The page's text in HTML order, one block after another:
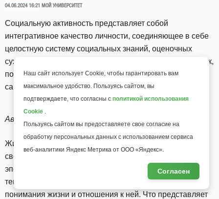
ОПУБЛИКОВАНО
04.06.2024 16:21 МОЙ УНИВЕРСИТЕТ
Социальную активность представляет собой
интегративное качество личности, соединяющее в себе
целостную систему социальных знаний, оценочных
суждений и переживаний, мировоззренческих установок,
поступков, ориентированных на проявление
самостоятельности и инициативы.
Автор — Наталья Александровна Ковина
Живя в обществе, человек не может не учитывать «дух
своего времени» (П.М. Якобсон), не быть «созвучным
эпохе» (И.В. Дубровина), не осваивать основные
тенденции, которые преобладают в обществе, характер
понимания жизни и отношения к ней. Что представляет
Наш сайт использует Cookie, чтобы гарантировать вам
максимальное удобство. Пользуясь сайтом, вы
подтверждаете, что согласны с политикой использования
Cookie .
Пользуясь сайтом вы предоставляете свое согласие на
обработку персональных данных с использованием сервиса
веб-аналитики Яндекс Метрика от ООО «Яндекс».
Согласен